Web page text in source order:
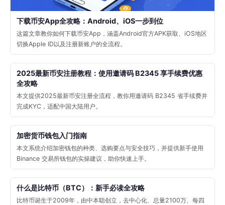
下载币安App全攻略：Android、iOS一步到位
这篇文章教你如何下载币安App，涵盖Android官方APK获取、iOS地区
切换Apple ID以及注册新账户的全流程。
2025最新币安注册教程：使用邀请码 B2345 享手续费优惠
全攻略
本文提供2025最新币安注册全流程，教你用邀请码 B2345 省手续费并
完成KYC，适配中国大陆用户。
加密货币钱包入门指南
本文系统介绍加密钱包的种类、选购要点与安全技巧，并提供新手使用
Binance 交易所钱包的实操建议，助你快速上手。
什么是比特币（BTC）：新手必读全攻略
比特币诞生于2009年，由中本聪创立，去中心化、总量2100万、每四